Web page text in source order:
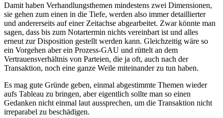
Damit haben Verhandlungsthemen mindestens zwei Dimensionen,
sie gehen zum einen in die Tiefe, werden also immer detaillierter
und andererseits auf einer Zeitachse abgearbeitet. Zwar könnte man
sagen, dass bis zum Notartermin nichts vereinbart ist und alles
erneut zur Disposition gestellt werden kann. Gleichzeitig wäre so
ein Vorgehen aber ein Prozess-GAU und rüttelt an dem
Vertrauensverhältnis von Parteien, die ja oft, auch nach der
Transaktion, noch eine ganze Weile miteinander zu tun haben.
Es mag gute Gründe geben, einmal abgestimmte Themen wieder
aufs Tableau zu bringen, aber eigentlich sollte man so einen
Gedanken nicht einmal laut aussprechen, um die Transaktion nicht
irreparabel zu beschädigen.